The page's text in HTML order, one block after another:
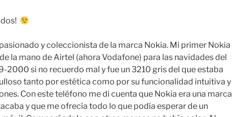
y coleccionista de la marca Nokia. Mi primer Nokia
la mano de Airtel (ahora Vodafone) para las navidades del
2000 si no recuerdo mal y fue un 3210 gris del que estaba
tanto por estética como por su funcionalidad intuitiva y
Con este teléfono me di cuenta que Nokia era una marca
y que me ofrecía todo lo que podía esperar de un